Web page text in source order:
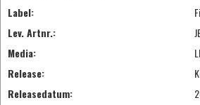
Label:
Lev. Artnr.:
Media:
Release:
Releasedatum: